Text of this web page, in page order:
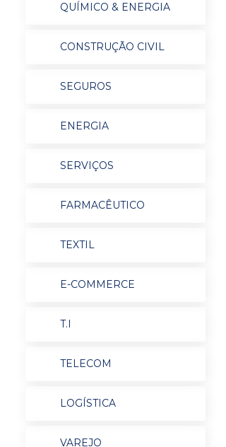
QUÍMICO & ENERGIA
CONSTRUÇÃO CIVIL
SEGUROS
ENERGIA
SERVIÇOS
FARMACÊUTICO
TEXTIL
E-COMMERCE
T.I
TELECOM
LOGÍSTICA
VAREJO